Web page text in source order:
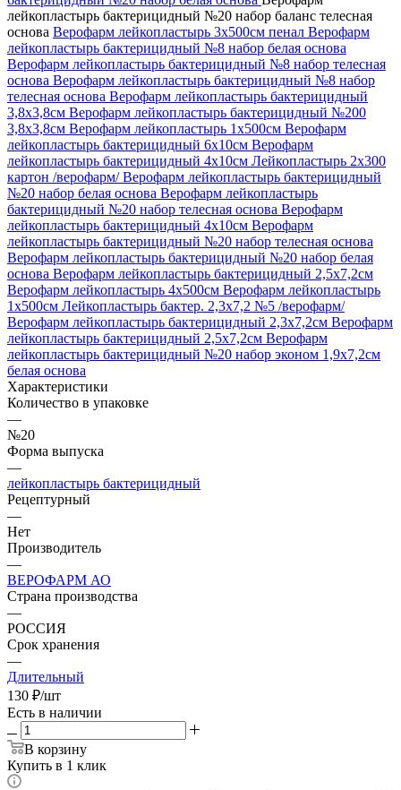
лейкопластырь бактерицидный №20 набор баланс телесная
основа Верофарм лейкопластырь 3х500см пенал Верофарм
лейкопластырь бактерицидный №8 набор белая основа
Верофарм лейкопластырь бактерицидный №8 набор телесная
основа Верофарм лейкопластырь бактерицидный №8 набор
телесная основа Верофарм лейкопластырь бактерицидный
3,8х3,8см Верофарм лейкопластырь бактерицидный №200
3,8х3,8см Верофарм лейкопластырь 1х500см Верофарм
лейкопластырь бактерицидный 6x10см Верофарм
лейкопластырь бактерицидный 4х10см Лейкопластырь 2х300
картон /верофарм/ Верофарм лейкопластырь бактерицидный
№20 набор белая основа Верофарм лейкопластырь
бактерицидный №20 набор телесная основа Верофарм
лейкопластырь бактерицидный 4х10см Верофарм
лейкопластырь бактерицидный №20 набор телесная основа
Верофарм лейкопластырь бактерицидный №20 набор белая
основа Верофарм лейкопластырь бактерицидный 2,5х7,2см
Верофарм лейкопластырь 4х500см Верофарм лейкопластырь
1х500см Лейкопластырь бактер. 2,3х7,2 №5 /верофарм/
Верофарм лейкопластырь бактерицидный 2,3х7,2см Верофарм
лейкопластырь бактерицидный 2,5х7,2см Верофарм
лейкопластырь бактерицидный №20 набор эконом 1,9х7,2см
белая основа
Характеристики
Количество в упаковке
—
№20
Форма выпуска
—
лейкопластырь бактерицидный
Рецептурный
—
Нет
Производитель
—
ВЕРОФАРМ АО
Страна производства
—
РОССИЯ
Срок хранения
—
Длительный
130 ₽/шт
Есть в наличии
В корзину
Купить в 1 клик